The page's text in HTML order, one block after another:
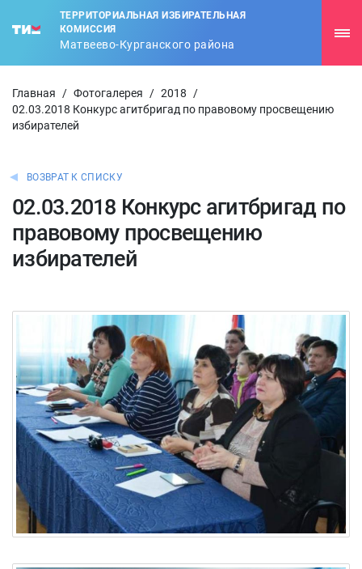
ТЕРРИТОРИАЛЬНАЯ ИЗБИРАТЕЛЬНАЯ
КОМИССИЯ
Матвеево-Курганского района
Главная / Фотогалерея / 2018
/
02.03.2018 Конкурс агитбригад по правовому просвещению
избирателей
ВОЗВРАТ К СПИСКУ
02.03.2018 Конкурс агитбригад по
правовому просвещению
избирателей